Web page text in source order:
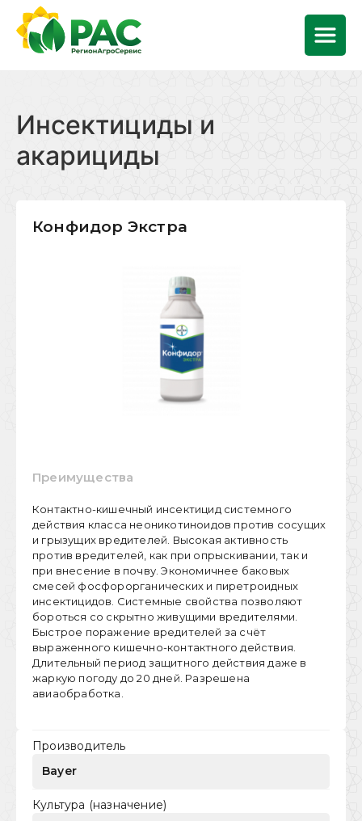
Инсектициды и
акарициды
Конфидор Экстра
Преимущества
Контактно-кишечный инсектицид системного
действия класса неоникотиноидов против сосущих
и грызущих вредителей. Высокая активность
против вредителей, как при опрыскивании, так и
при внесение в почву. Экономичнее баковых
смесей фосфорорганических и пиретроидных
инсектицидов. Системные свойства позволяют
бороться со скрытно живущими вредителями.
Быстрое поражение вредителей за счёт
выраженного кишечно-контактного действия.
Длительный период защитного действия даже в
жаркую погоду до 20 дней. Разрешена
авиаобработка.
Производитель
Bayer
Культура (назначение)